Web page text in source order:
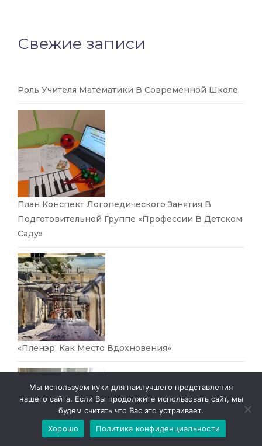
Свежие записи
Роль Учителя Математики В Современной Школе
План Конспект Логопедического Занятия В
Подготовительной Группе «Профессии В Детском
Саду»
«Пленэр, Как Место Вдохновения»
Мы используем куки для наилучшего представления
нашего сайта. Если Вы продолжите использовать сайт, мы
будем считать что Вас это устраивает.
Хорошо
Политика конфиденциальности